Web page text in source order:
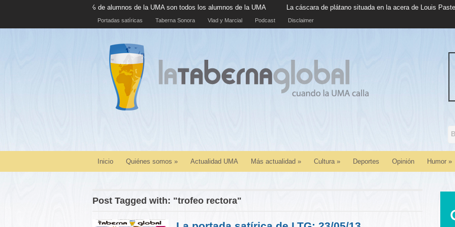
El 100% de alumnos de la UMA son todos los alumnos de la UMA La cáscara de plátano situada en la acera de Louis Pasteur cumple
Portadas satíricas Taberna Sonora Vlad y Marcial Podcast Disclaimer
Inicio Quiénes somos » Actualidad UMA Más actualidad » Cultura» Deportes Opinión Humor »
Post Tagged with: "trofeo rectora"